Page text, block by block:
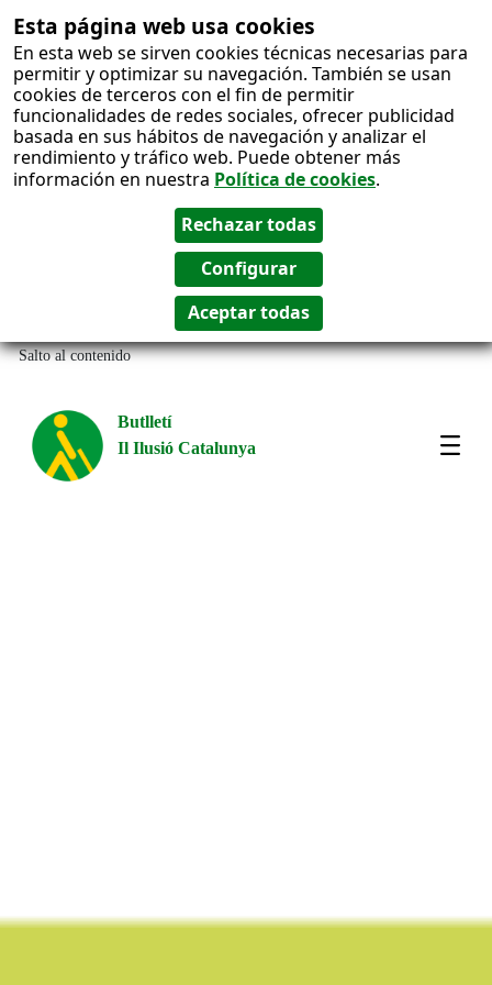
Esta página web usa cookies
En esta web se sirven cookies técnicas necesarias para
permitir y optimizar su navegación. También se usan
cookies de terceros con el fin de permitir
funcionalidades de redes sociales, ofrecer publicidad
basada en sus hábitos de navegación y analizar el
rendimiento y tráfico web. Puede obtener más
información en nuestra Política de cookies.
Salto al contenido
Butlletí
Il Ilusió Catalunya